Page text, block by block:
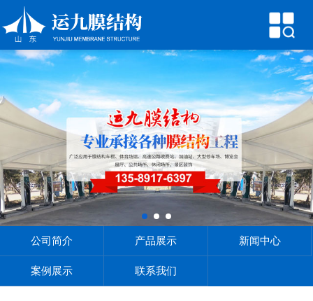
公司简介
产品展示
新闻中心
案例展示
联系我们
公司简介 产品展示 新闻中心
案例展示 联系我们